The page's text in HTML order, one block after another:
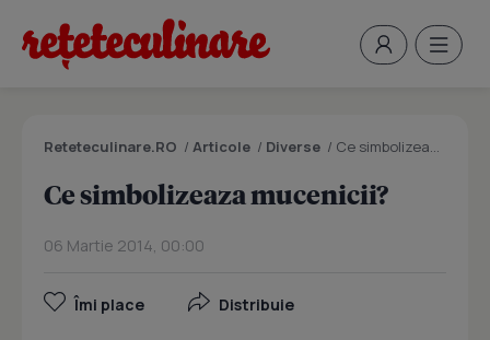
Reteteculinare.RO / Articole / Diverse / Ce simbolizeaza mucenicii?
Ce simbolizeaza mucenicii?
06 Martie 2014, 00:00
Îmi place Distribuie